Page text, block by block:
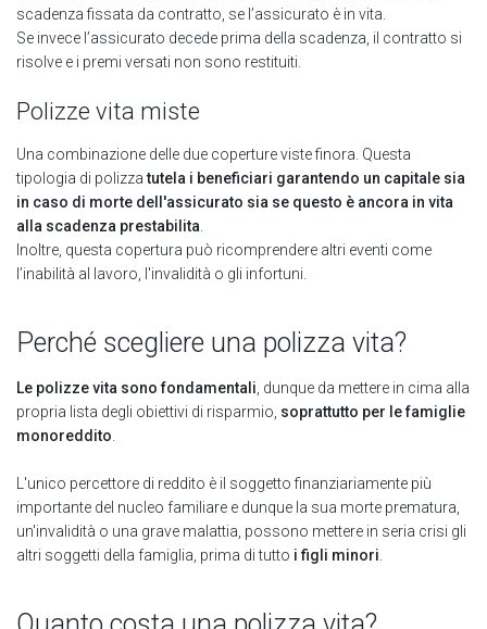
scadenza fissata da contratto, se l’assicurato è in vita.
Se invece l’assicurato decede prima della scadenza, il contratto si
risolve e i premi versati non sono restituiti.
Polizze vita miste
Una combinazione delle due coperture viste finora. Questa
tipologia di polizzatutela i beneficiari garantendo un capitale sia
in caso di morte dell'assicurato sia se questo è ancora in vita
alla scadenza prestabilita
Inoltre, questa copertura può ricomprendere altri eventi come
l’inabilità al lavoro, l'invalidità o gli infortuni.
Perché scegliere una polizza vita?
Le polizze vita sono fondamentali , dunque da mettere in cima alla
propria lista degli obiettivi di risparmio, soprattutto per le famiglie
monoreddito
L'unico percettore di reddito è il soggetto finanziariamente più
importante del nucleo familiare e dunque la sua morte prematura,
un'invalidità o una grave malattia, possono mettere in seria crisi gli
altri soggetti della famiglia, prima di tutto i figli minori